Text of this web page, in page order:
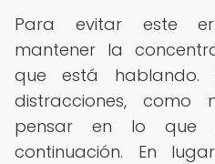
Para evitar este
mantener la
que está hablando.
distracciones,
pensar en lo que
continuación. En